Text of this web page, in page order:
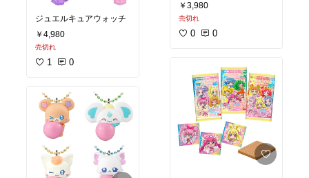
ジュエルキュアウォッチ
￥4,980
売切れ
1 0
￥3,980
売切れ
0 0